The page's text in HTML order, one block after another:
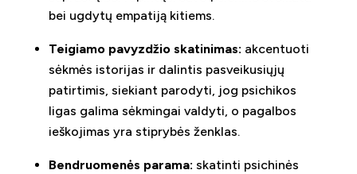
bei ugdytų empatiją kitiems.
Teigiamo pavyzdžio skatinimas: akcentuoti
sėkmės istorijas ir dalintis pasveikusiųjų
patirtimis, siekiant parodyti, jog psichikos
ligas galima sėkmingai valdyti, o pagalbos
ieškojimas yra stiprybės ženklas.
Bendruomenės parama: skatinti psichinės